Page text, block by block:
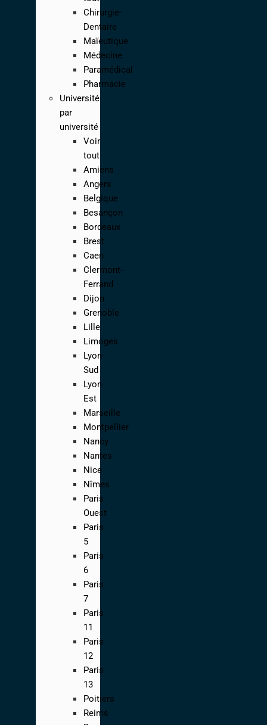
Chirurgie-
Dentaire
Maïeutique
Médecine
Paramédical
Pharmacie
Université
par
université
Voir
tout
Amiens
Angers
Belgique
Besançon
Bordeaux
Brest
Caen
Clermont-
Ferrand
Dijon
Grenoble
Lille
Limoges
Lyon-
Sud
Lyon
Est
Marseille
Montpellier
Nancy
Nantes
Nice
Nîmes
Paris
Ouest
Paris
5
Paris
6
Paris
7
Paris
11
Paris
12
Paris
13
Poitiers
Reims